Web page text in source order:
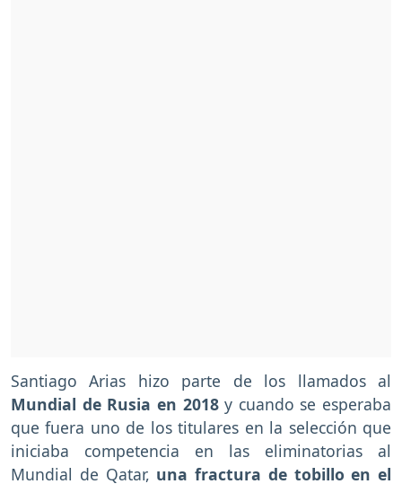
Santiago Arias hizo parte de los llamados al
Mundial de Rusia en 2018y cuando se esperaba
que fuera uno de los titulares en la selección que
iniciaba competencia en las eliminatorias al
Mundial de Qatar, una fractura de tobillo en el